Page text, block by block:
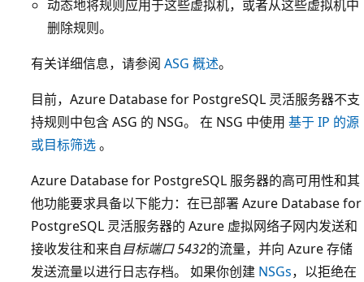
动态地将规则应用于这些虚拟机，或者从这些虚拟机中
删除规则。
有关详细信息，请参阅 ASG 概述。
目前，Azure Database for PostgreSQL 灵活服务器不支
持规则中包含 ASG 的 NSG。 在 NSG 中使用 基于 IP 的源
或目标筛选。
Azure Database for PostgreSQL 服务器的高可用性和其
他功能要求具备以下能力：在已部署 Azure Database for
PostgreSQL 灵活服务器的 Azure 虚拟网络子网内发送和
接收发往和来自目标端口 5432的流量，并向 Azure 存储
发送流量以进行日志存档。 如果你创建 NSGs，以拒绝在